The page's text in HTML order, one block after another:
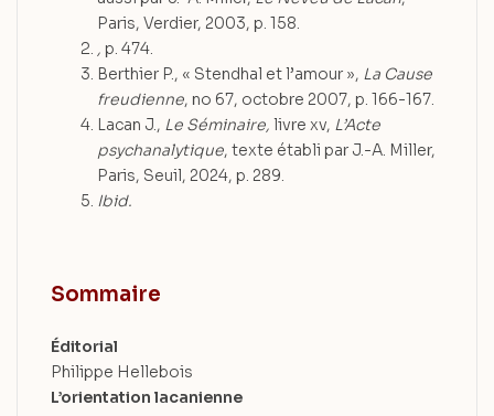
Paris, Verdier, 2003, p. 158.
, p. 474.
Berthier P., « Stendhal et l’amour », La Cause
freudienne, no 67, octobre 2007, p. 166-167.
Lacan J., Le Séminaire, livre xv, L’Acte
psychanalytique, texte établi par J.-A. Miller,
Paris, Seuil, 2024, p. 289.
Ibid.
Sommaire
Éditorial
Philippe Hellebois
L’orientation lacanienne